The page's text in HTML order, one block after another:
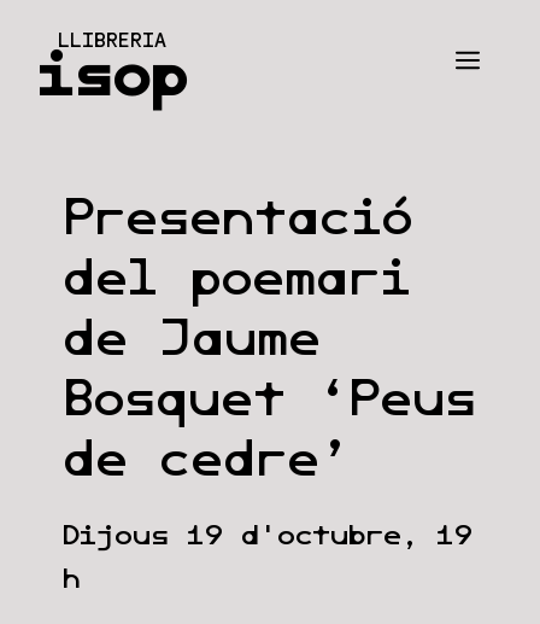
contingut
isop
LLIBRERIA
Menú
Presentació
del poemari
de Jaume
Bosquet ‘Peus
de cedre’
Dijous 19 d'octubre, 19
h